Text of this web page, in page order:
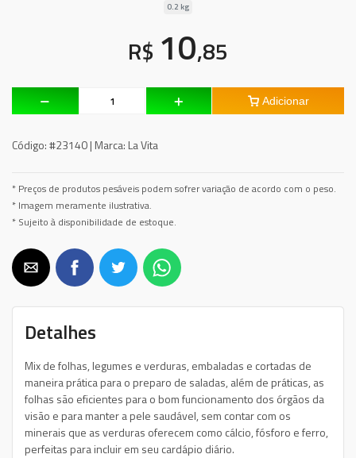
0.2 kg
R$ 10,85
Adicionar
Código:#23140 | Marca: La Vita
* Preços de produtos pesáveis podem sofrer variação de acordo com o peso.
* Imagem meramente ilustrativa.
* Sujeito à disponibilidade de estoque.
Detalhes
Mix de folhas, legumes e verduras, embaladas e cortadas de
maneira prática para o preparo de saladas, além de práticas, as
folhas são eficientes para o bom funcionamento dos órgãos da
visão e para manter a pele saudável, sem contar com os
minerais que as verduras oferecem como cálcio, fósforo e ferro,
perfeitas para incluir em seu cardápio diário.